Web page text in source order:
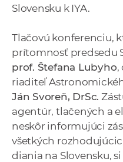
Slovensku k IYA.
Tlačovú konferenciu,
prítomnosť predsedu
prof. Štefana Lubyho,
riaditeľ
Ján Svoreň, DrSc.
agentúr, tlačených a
neskôr informujúci
všetkých
diania na Slovensku,